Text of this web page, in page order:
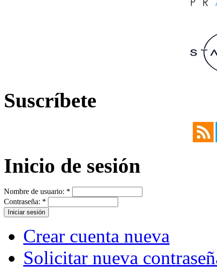
Suscríbete
Inicio de sesión
Nombre de usuario: *
Contraseña: *
Crear cuenta nueva
Solicitar nueva